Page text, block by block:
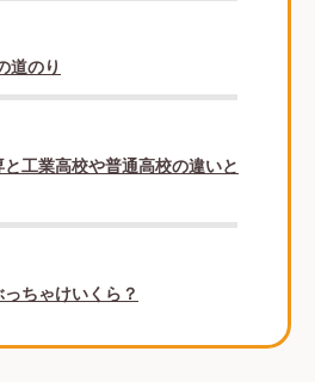
道のり
と工業高校や普通高校の違いと
ちゃけいくら？